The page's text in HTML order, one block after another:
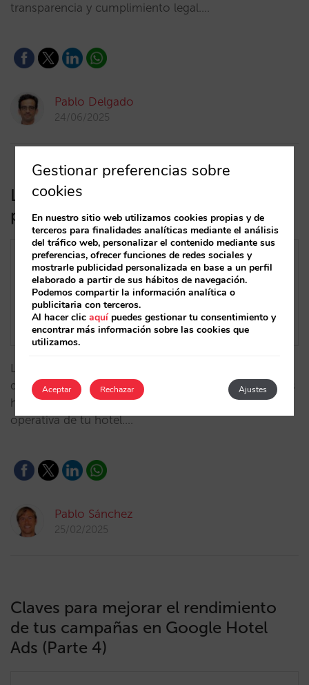
transparencia y cumplimiento legal.…
Pablo Delgado
24/06/2025
La era del turismo predictivo:
personalización gracias a la IA
La inteligencia artificial, combinada con el análisis de
datos, te permite anticiparte a las necesidades de tus
huéspedes, aumentar su fidelización y optimizar la
operativa de tu hotel.…
Pablo Sánchez
25/02/2025
Claves para mejorar el rendimiento
de tus campañas en Google Hotel
Ads (Parte 4)
Gestionar preferencias sobre
cookies
En nuestro sitio web utilizamos cookies propias y de
terceros para finalidades analíticas mediante el análisis
del tráfico web, personalizar el contenido mediante sus
preferencias, ofrecer funciones de redes sociales y
mostrarle publicidad personalizada en base a un perfil
elaborado a partir de sus hábitos de navegación.
Podemos compartir la información analítica o
publicitaria con terceros.
Al hacer clicaquípuedes gestionar tu consentimiento y
encontrar más información sobre las cookies que
utilizamos.
Aceptar Ajustes
Rechazar